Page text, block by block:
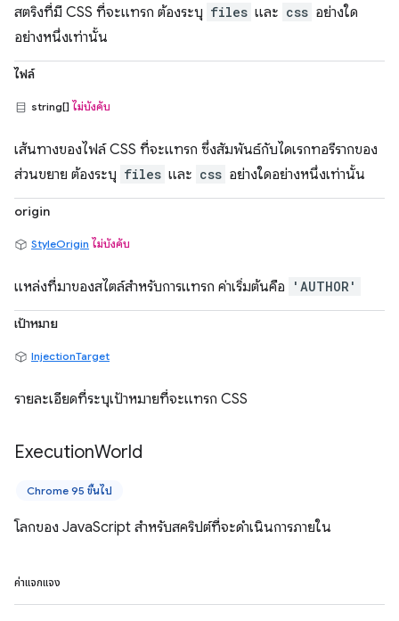
สตริงที่มี CSS ที่จะแทรก ต้องระบุ files และ css อย่างใด
อย่างหนึ่งเท่านั้น
ไฟล์
string[] ไม่บังคับ
เส้นทางของไฟล์ CSS ที่จะแทรก ซึ่งสัมพันธ์กับไดเรกทอรีรากของ
ส่วนขยาย ต้องระบุ files และ css อย่างใดอย่างหนึ่งเท่านั้น
origin
StyleOrigin ไม่บังคับ
แหล่งที่มาของสไตล์สำหรับการแทรก ค่าเริ่มต้นคือ 'AUTHOR'
เป้าหมาย
InjectionTarget
รายละเอียดที่ระบุเป้าหมายที่จะแทรก CSS
ExecutionWorld
Chrome 95 ขึ้นไป
โลกของ JavaScript สำหรับสคริปต์ที่จะดำเนินการภายใน
ค่าแจกแจง